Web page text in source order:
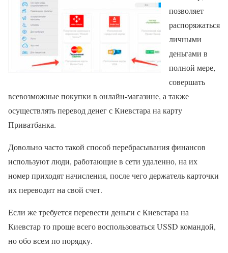
позволяет
распоряжаться
личными
деньгами в
полной мере,
совершать
всевозможные покупки в онлайн-магазине, а также
осуществлять перевод денег с Киевстара на карту
Приватбанка.
Довольно часто такой способ перебрасывания финансов
используют люди, работающие в сети удаленно, на их
номер приходят начисления, после чего держатель карточки
их переводит на свой счет.
Если же требуется перевести деньги с Киевстара на
Киевстар то проще всего воспользоваться USSD командой,
но обо всем по порядку.